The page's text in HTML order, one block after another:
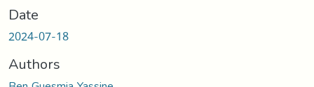
Date
2024-07-18
Authors